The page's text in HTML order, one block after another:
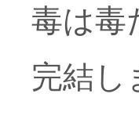
毒は毒
完結し